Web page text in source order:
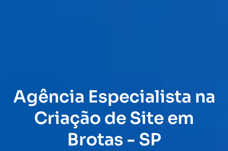
Agência Especialista na
Criação de Site em
Brotas - SP